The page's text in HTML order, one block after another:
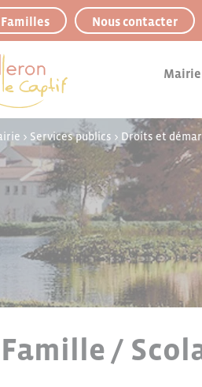
Familles Nous contacter
Mairie
> Services publics > Droits et
Famille /